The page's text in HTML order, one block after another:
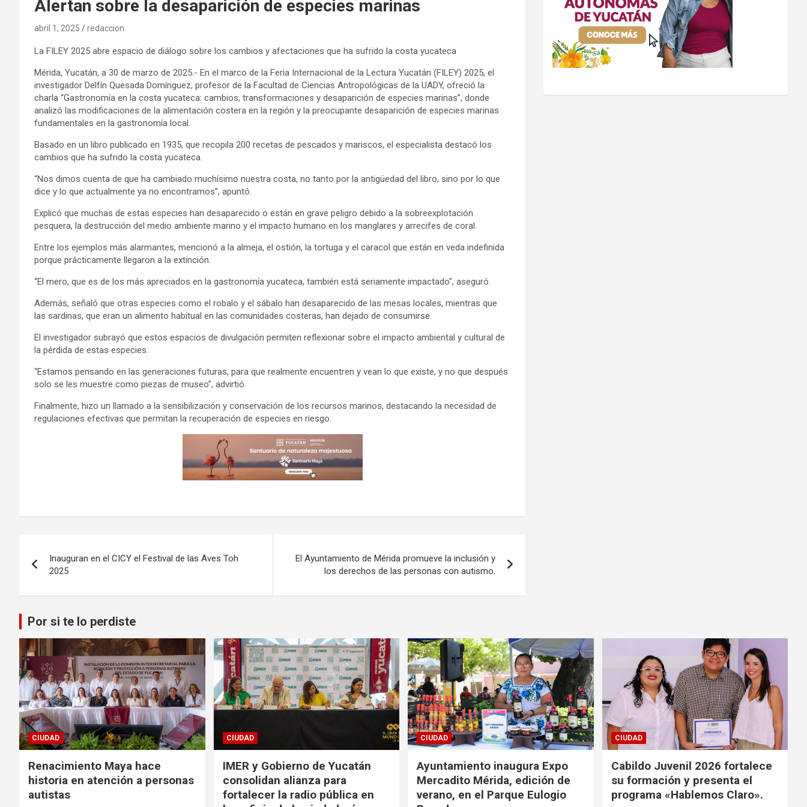
Alertan sobre la desaparición de especies marinas
abril 1, 2025 redaccion
La FILEY 2025 abre espacio de diálogo sobre los cambios y afectaciones que ha sufrido la costa yucateca
Mérida, Yucatán, a 30 de marzo de 2025.- En el marco de la Feria Internacional de la Lectura Yucatán (FILEY) 2025, el
investigador Delfín Quesada Domínguez, profesor de la Facultad de Ciencias Antropológicas de la UADY, ofreció la
charla “Gastronomía en la costa yucateca: cambios, transformaciones y desaparición de especies marinas”, donde
analizó las modificaciones de la alimentación costera en la región y la preocupante desaparición de especies marinas
fundamentales en la gastronomía local.
Basado en un libro publicado en 1935, que recopila 200 recetas de pescados y mariscos, el especialista destacó los
cambios que ha sufrido la costa yucateca.
“Nos dimos cuenta de que ha cambiado muchísimo nuestra costa, no tanto por la antigüedad del libro, sino por lo que
dice y lo que actualmente ya no encontramos”, apuntó.
Explicó que muchas de estas especies han desaparecido o están en grave peligro debido a la sobreexplotación
pesquera, la destrucción del medio ambiente marino y el impacto humano en los manglares y arrecifes de coral.
Entre los ejemplos más alarmantes, mencionó a la almeja, el ostión, la tortuga y el caracol que están en veda indefinida
porque prácticamente llegaron a la extinción.
“El mero, que es de los más apreciados en la gastronomía yucateca, también está seriamente impactado”, aseguró.
Además, señaló que otras especies como el robalo y el sábalo han desaparecido de las mesas locales, mientras que
las sardinas, que eran un alimento habitual en las comunidades costeras, han dejado de consumirse.
El investigador subrayó que estos espacios de divulgación permiten reflexionar sobre el impacto ambiental y cultural de
la pérdida de estas especies.
“Estamos pensando en las generaciones futuras, para que realmente encuentren y vean lo que existe, y no que después
solo se les muestre como piezas de museo”, advirtió.
Finalmente, hizo un llamado a la sensibilización y conservación de los recursos marinos, destacando la necesidad de
regulaciones efectivas que permitan la recuperación de especies en riesgo.
de
entradas
Inauguran en el CICY el Festival de las Aves Toh
2025
El Ayuntamiento de Mérida promueve la inclusión y
los derechos de las personas con autismo.
Por si te lo perdiste
CIUDAD
Renacimiento Maya hace
historia en atención a personas
autistas
CIUDAD
IMER y Gobierno de Yucatán
consolidan alianza para
fortalecer la radio pública en
CIUDAD
Ayuntamiento inaugura Expo
Mercadito Mérida, edición de
verano, en el Parque Eulogio
CIUDAD
Cabildo Juvenil 2026 fortalece
su formación y presenta el
programa «Hablemos Claro».